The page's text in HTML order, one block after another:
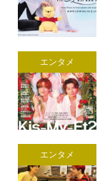
エンタメ
エンタメ